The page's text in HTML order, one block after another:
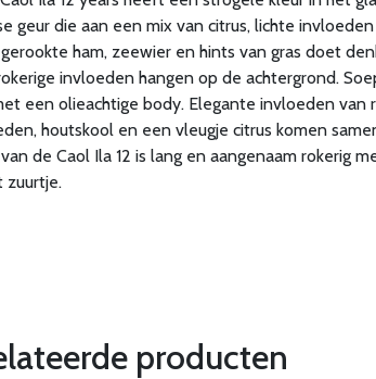
geur die aan een mix van citrus, lichte
ham, zeewier en hints van gras doet
invloeden hangen op de achtergrond.
een olieachtige body. Elegante invloeden van
houtskool en een vleugje citrus komen
de Caol Ila 12 is lang en aangenaam rokerig
zuurtje.
producten